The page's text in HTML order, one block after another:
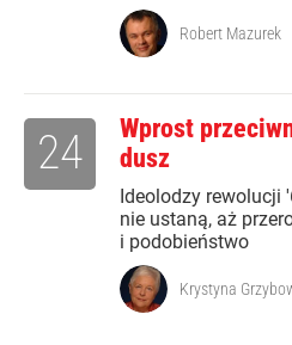
Robert Mazurek
Wprost
dusz
Ideolodzy rewolucji
nie ustaną, aż
i podobieństwo
24
Krystyna